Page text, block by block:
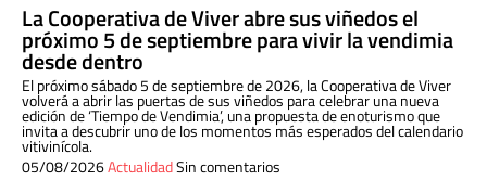
La Cooperativa de Viver abre sus viñedos el
próximo 5 de septiembre para vivir la vendimia
desde dentro
El próximo sábado 5 de septiembre de 2026, la Cooperativa de Viver
volverá a abrir las puertas de sus viñedos para celebrar una nueva
edición de ‘Tiempo de Vendimia’, una propuesta de enoturismo que
invita a descubrir uno de los momentos más esperados del calendario
vitivinícola.
05/08/2026ActualidadSin comentarios